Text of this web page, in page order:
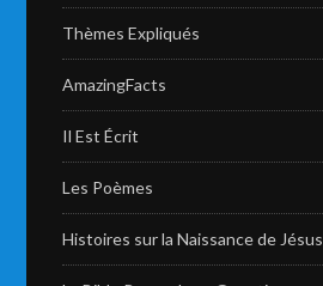
Thèmes Expliqués
AmazingFacts
Il Est Écrit
Les Poèmes
Histoires sur la Naissance de Jésus